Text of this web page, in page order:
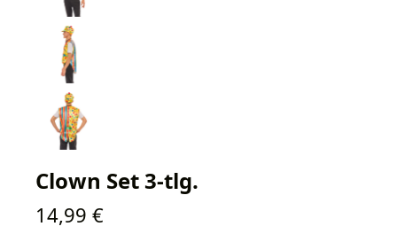
Clown Set 3-tlg.
Regulärer Preis:
14,99 €